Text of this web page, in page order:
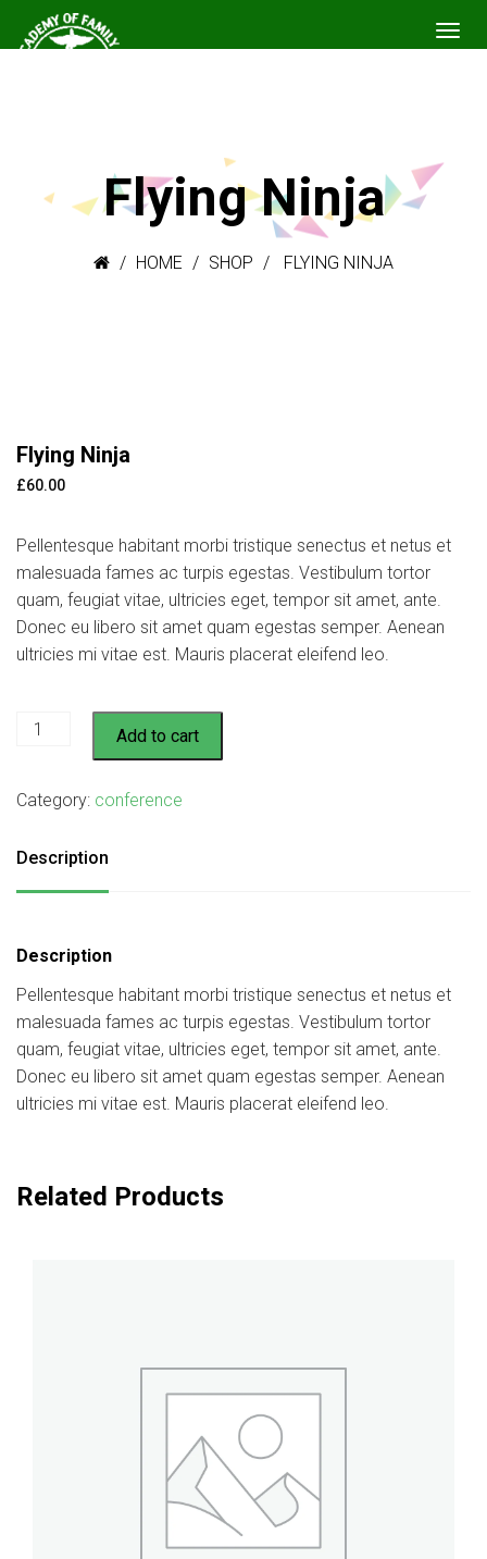
Flying Ninja
HOME SHOP FLYING NINJA
Flying Ninja
£60.00
Pellentesque habitant morbi tristique senectus et netus et
malesuada fames ac turpis egestas. Vestibulum tortor
quam, feugiat vitae, ultricies eget, tempor sit amet, ante.
Donec eu libero sit amet quam egestas semper. Aenean
ultricies mi vitae est. Mauris placerat eleifend leo.
Flying
Add to cart
Category: conference
Description
Description
Pellentesque habitant morbi tristique senectus et netus et
malesuada fames ac turpis egestas. Vestibulum tortor
quam, feugiat vitae, ultricies eget, tempor sit amet, ante.
Donec eu libero sit amet quam egestas semper. Aenean
ultricies mi vitae est. Mauris placerat eleifend leo.
Related Products